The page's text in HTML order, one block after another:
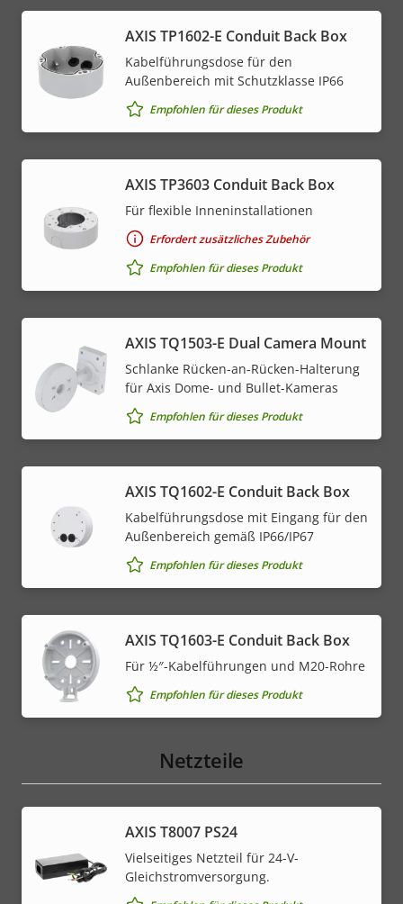
AXIS TP1602-E Conduit Back Box
Kabelführungsdose für den
Außenbereich mit Schutzklasse IP66
Empfohlen für dieses Produkt
AXIS TP3603 Conduit Back Box
Für flexible Inneninstallationen
Erfordert zusätzliches Zubehör
Empfohlen für dieses Produkt
AXIS TQ1503-E Dual Camera Mount
Schlanke Rücken-an-Rücken-Halterung
für Axis Dome- und Bullet-Kameras
Empfohlen für dieses Produkt
AXIS TQ1602-E Conduit Back Box
Kabelführungsdose mit Eingang für den
Außenbereich gemäß IP66/IP67
Empfohlen für dieses Produkt
AXIS TQ1603-E Conduit Back Box
Für ½″-Kabelführungen und M20-Rohre
Empfohlen für dieses Produkt
Netzteile
AXIS T8007 PS24
Vielseitiges Netzteil für 24-V-
Gleichstromversorgung.